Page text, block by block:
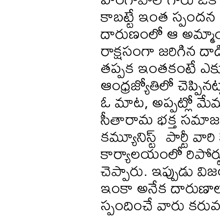
కాబట్టే ఇంత
దారుణంలో ఆ
రాక్షసంగా జరిగిన
తప్పక ఇంతకంటే
ఆంధ్రజ్యోతిలో
ఓ మాట, అప్పట్లో
సీతారామ భక్త సమాజం
కమ్యూనిస్ట్ పార్టీ
కార్యాలయంలో రిపోర్టు
చెప్పారు.
ఇంకా అనేక
స్పందించే వారు